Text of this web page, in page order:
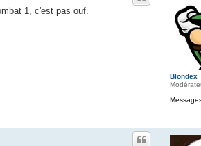
Blondex
1, c'est pas ouf.